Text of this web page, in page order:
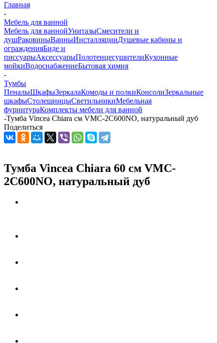
Главная
-
Мебель для ванной
Мебель для ваннойУнитазыСмесители и
душРаковиныВанныИнсталляцииДушевые кабины и
огражденияБиде и
писсуарыАксессуарыПолотенцесушителиКухонные
мойкиВодоснабжениеБытовая химия
-
Тумбы
ПеналыШкафыЗеркалаКомоды и полкиКонсолиЗеркальные
шкафыСтолешницыСветильникиМебельная
фурнитураКомплекты мебели для ванной
-Тумба Vincea Chiara см VMC-2C600NO, натуральный дуб
Поделиться
Тумба Vincea Chiara 60 см VMC-
2C600NO, натуральный дуб